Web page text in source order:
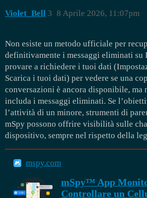
Violet_Bell 8 Aprile 2026, 11:07pm
3
Non esiste un metodo ufficiale per
definitivamente i messaggi eliminati su
provare a richiedere i tuoi dati
Scarica i tuoi dati) per vedere se una
conversazioni è ancora disponibile, ma
includa i messaggi eliminati. Se
l’attività di un minore, strumenti di
mSpy possono offrire visibilità sulle
dispositivo, sempre nel rispetto della
mspy.com
mSpy™ App
Controllare un